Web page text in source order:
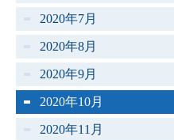
2020年7月
2020年8月
2020年9月
2020年10月
2020年11月